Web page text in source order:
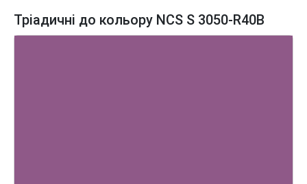
Тріадичні до кольору NCS S 3050-R40B